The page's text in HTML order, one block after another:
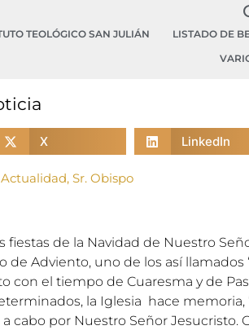
TEOLÓGICO SAN JULIÁN LISTADO DE
X LinkedIn
Actualidad, Sr. Obispo
fiestas de la Navidad de Nuestro
Adviento, uno de los así llamados
con el tiempo de Cuaresma y de
la Iglesia hace memoria,
cabo por Nuestro Señor Jesucristo.